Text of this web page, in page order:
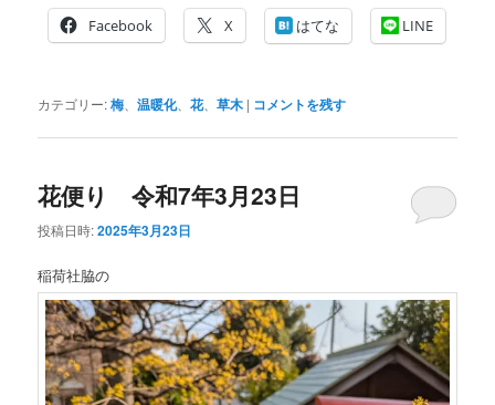
Facebook
X はてな LINE
カテゴリー:梅 、温暖化、花、草木 | コメントを残す
花便り 令和7年3月23日
投稿日時:2025年3月23日
稲荷社脇の